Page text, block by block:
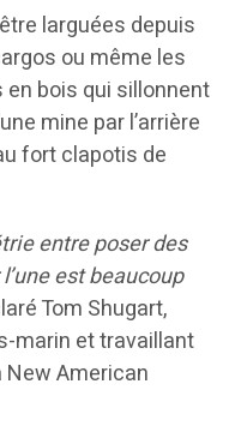
larguées depuis
ou même les
bois qui sillonnent
mine par l’arrière
fort clapotis de
entre poser des
est beaucoup
Tom Shugart,
marin et travaillant
American